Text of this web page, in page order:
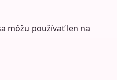
môžu používať len na